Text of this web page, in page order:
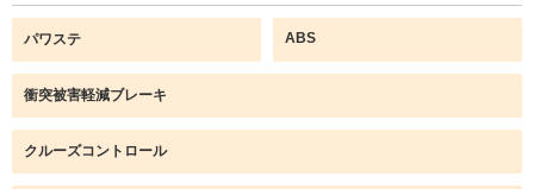
パワステ ABS
衝突被害軽減ブレーキ
クルーズコントロール